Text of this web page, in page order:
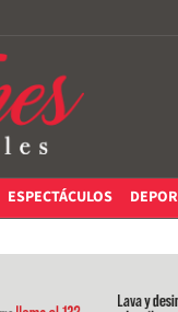
ESPECTÁCULOS